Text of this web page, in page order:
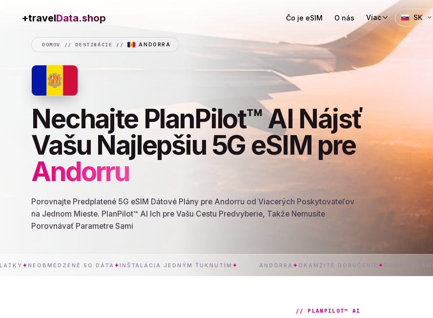
+travelData.shop Čo je eSIM O nás Viac SK
DOMOV //DESTINÁCIE // ANDORRA
Nechajte PlanPilot™ AI Nájsť
Vašu Najlepšiu 5G eSIM pre
Andorru
Porovnajte Predplatené 5G eSIM Dátové Plány pre Andorru od Viacerých Poskytovateľov
na Jednom Mieste. PlanPilot™ AI Ich pre Vašu Cestu Predvyberie, Takže Nemusíte
Porovnávať Parametre Sami
NEOBMEDZENÉ 5G DÁTA✦INŠTALÁCIA JEDNÝM ŤUKNUTÍM ✦ ANDORRA✦OKAMŽITÉ DORUČENIE✦ŽIADNE
// PLANPILOT™ AI